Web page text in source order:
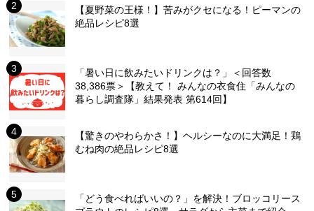
【夏野菜の王様！】苦みがクセになる！ピーマンの
絶品レシピ8選
「暑い日に飲みたいドリンクは？」＜回答数
38,386票＞【教えて！ みんなの衣食住「みんなの
暮らし調査隊」結果発表 第614回】
【驚きのやわらかさ！】ヘルシーなのに大満足！鶏
むね肉の絶品レシピ8選
「どう食べればいいの？」を解決！ブロッコリース